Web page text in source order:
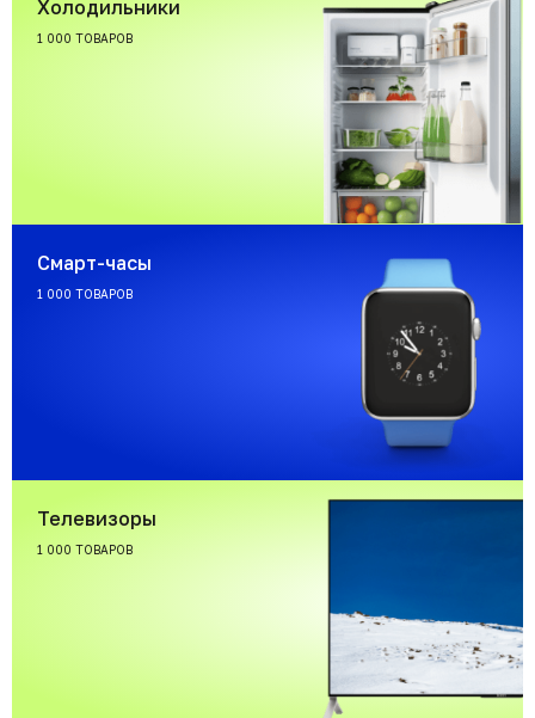
Холодильники
1 000 ТОВАРОВ
Смарт-часы
1 000 ТОВАРОВ
Телевизоры
1 000 ТОВАРОВ